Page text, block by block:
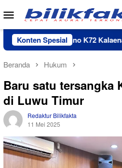
Loncat
ke
konten
Menu
Mobile
Konten Spesial
Domino K72 Kalaena
Beranda Hukum
Baru satu tersangka
di Luwu Timur
Redaktur Bilikfakta
11 Mei 2025